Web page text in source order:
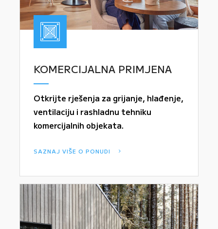
KOMERCIJALNA PRIMJENA
Otkrijte rješenja za grijanje, hlađenje,
ventilaciju i rashladnu tehniku
komercijalnih objekata.
SAZNAJ VIŠE O PONUDI